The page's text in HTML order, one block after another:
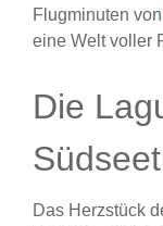
Flugminuten von
eine Welt voller
Die
Das Herzstück